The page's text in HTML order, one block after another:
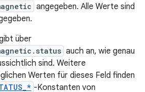
angegeben. Alle Werte sind
über
auch an, wie genau
sind. Weitere
Werten für dieses Feld finden
-Konstanten von